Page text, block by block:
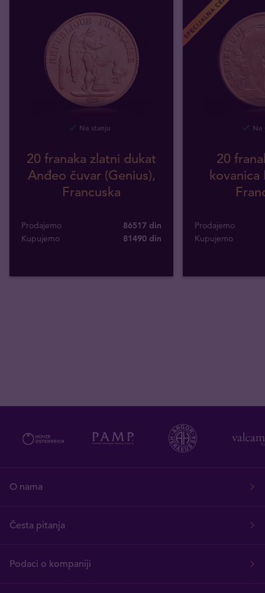
Na stanju
20 franaka zlatni dukat
Anđeo čuvar (Genius),
Francuska
Prodajemo
86517 din
Kupujemo
81490 din
SPECIJALNA CENA
Na
20
kovanica
Prodajemo
Kupujemo
O nama
Česta pitanja
Podaci o kompaniji